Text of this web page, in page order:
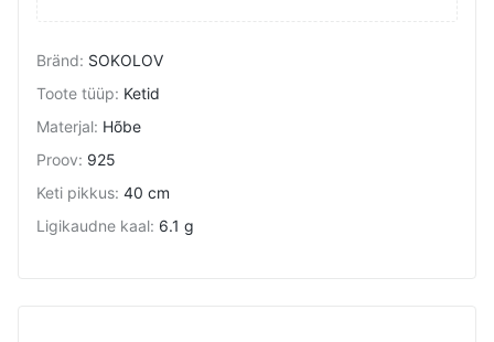
Bränd: SOKOLOV
Toote tüüp: Ketid
Materjal: Hõbe
Proov: 925
Keti pikkus: 40 cm
Ligikaudne kaal: 6.1 g